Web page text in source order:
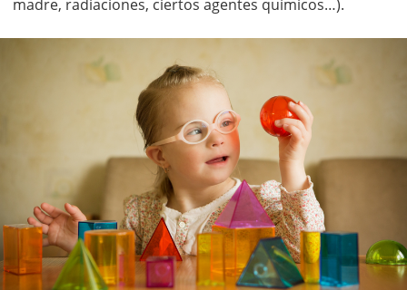
madre, radiaciones, ciertos agentes químicos…).